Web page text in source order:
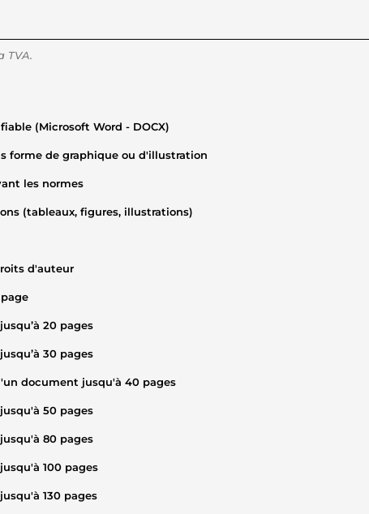
TVA.
(Microsoft Word - DOCX)
forme de graphique ou d'illustration
les normes
(tableaux, figures, illustrations)
d'auteur
20 pages
30 pages
document jusqu'à 40 pages
50 pages
80 pages
100 pages
130 pages